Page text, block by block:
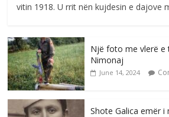
vitin 1918. U rrit nën kujdesin e dajove
Një foto me vlerë e
Nimonaj
June 14, 2024
Shote Galica emër